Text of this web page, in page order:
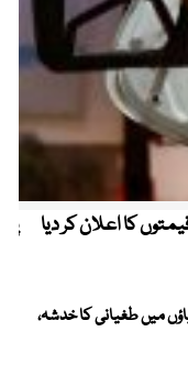
کا اعلان کر دیا
دریاؤں میں طغیانی کا خدشہ،